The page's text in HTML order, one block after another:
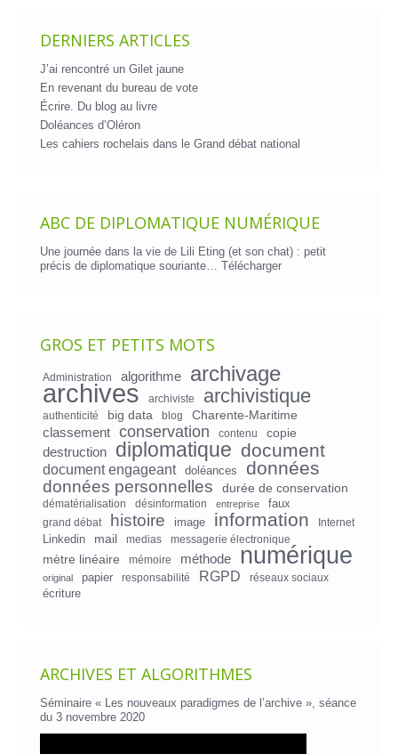
DERNIERS ARTICLES
J’ai rencontré un Gilet jaune
En revenant du bureau de vote
Écrire. Du blog au livre
Doléances d’Oléron
Les cahiers rochelais dans le Grand débat national
ABC DE DIPLOMATIQUE NUMÉRIQUE
Une journée dans la vie de Lili Eting (et son chat) : petit
précis de diplomatique souriante… Télécharger
GROS ET PETITS MOTS
Administration algorithme archivage
archives archiviste archivistique
authenticité big data blog
Charente-Maritime
classement
conservation contenu
copie
destruction
diplomatique document
document engageant doléances données
données personnelles durée de conservation
dématérialisation désinformation entreprise faux
grand débat histoire image information Internet
Linkedin mail medias messagerie électronique
mètre linéaire mémoire méthode numérique
original papier responsabilité RGPD réseaux sociaux
écriture
ARCHIVES ET ALGORITHMES
Séminaire « Les nouveaux paradigmes de l’archive », séance
du 3 novembre 2020